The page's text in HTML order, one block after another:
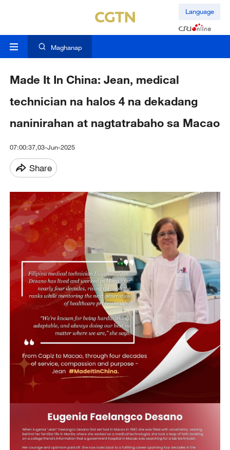
Language
Maghanap
Made It In China: Jean, medical
technician na halos 4 na dekadang
naninirahan at nagtatrabaho sa Macao
07:00:37,03-Jun-2025
Share